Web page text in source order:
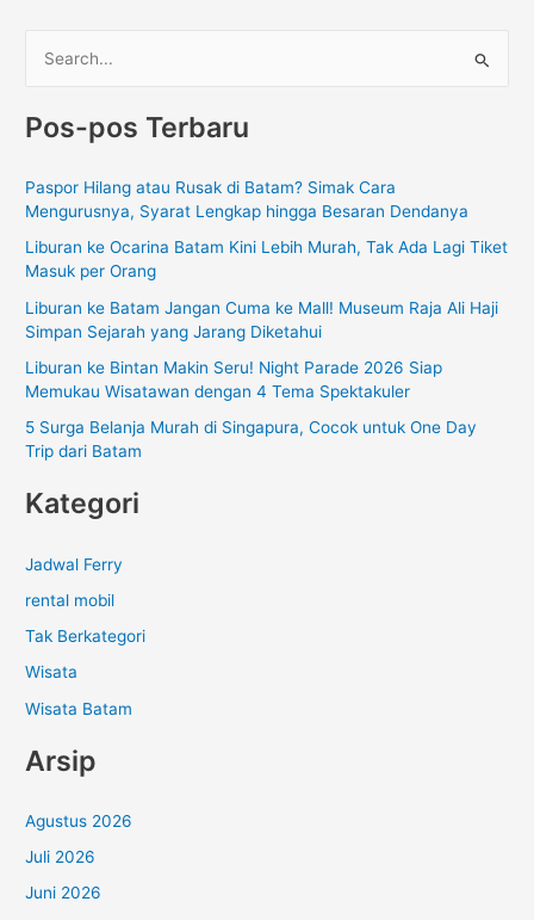
r
u
t
Pos-pos Terbaru
Paspor Hilang atau Rusak di Batam? Simak Cara
Mengurusnya, Syarat Lengkap hingga Besaran Dendanya
Liburan ke Ocarina Batam Kini Lebih Murah, Tak Ada Lagi Tiket
Masuk per Orang
Liburan ke Batam Jangan Cuma ke Mall! Museum Raja Ali Haji
Simpan Sejarah yang Jarang Diketahui
Liburan ke Bintan Makin Seru! Night Parade 2026 Siap
Memukau Wisatawan dengan 4 Tema Spektakuler
5 Surga Belanja Murah di Singapura, Cocok untuk One Day
Trip dari Batam
Kategori
Jadwal Ferry
rental mobil
Tak Berkategori
Wisata
Wisata Batam
Arsip
Agustus 2026
Juli 2026
Juni 2026